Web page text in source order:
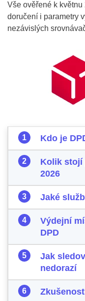
Vše ověřené k
doručení i parametry
nezávislých
Kdo je
Kolik stojí
2026
Jaké
Výdejní
DPD
Jak
nedorazí